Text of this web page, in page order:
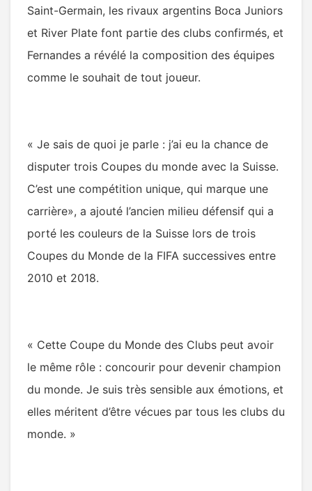
Saint-Germain, les rivaux argentins Boca Juniors
et River Plate font partie des clubs confirmés, et
Fernandes a révélé la composition des équipes
comme le souhait de tout joueur.
« Je sais de quoi je parle : j’ai eu la chance de
disputer trois Coupes du monde avec la Suisse.
C’est une compétition unique, qui marque une
carrière», a ajouté l’ancien milieu défensif qui a
porté les couleurs de la Suisse lors de trois
Coupes du Monde de la FIFA successives entre
2010 et 2018.
« Cette Coupe du Monde des Clubs peut avoir
le même rôle : concourir pour devenir champion
du monde. Je suis très sensible aux émotions, et
elles méritent d’être vécues par tous les clubs du
monde. »